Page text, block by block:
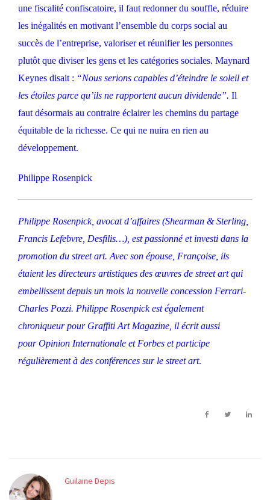
une fiscalité confiscatoire, il faut redonner du souffle, réduire
les inégalités en motivant l’ensemble du corps social au
succès de l’entreprise, valoriser et réunifier les personnes
plutôt que diviser les gens et les catégories sociales. Maynard
Keynes disait : “Nous serions capables d’éteindre le soleil et
les étoiles parce qu’ils ne rapportent aucun dividende”. Il
faut désormais au contraire éclairer les chemins du partage
équitable de la richesse. Ce qui ne nuira en rien au
développement.
Philippe Rosenpick
Philippe Rosenpick, avocat d’affaires (Shearman & Sterling,
Francis Lefebvre, Desfilis…), est passionné et investi dans la
promotion du street art. Avec son épouse, Françoise, ils
étaient les directeurs artistiques des œuvres de street art qui
embellissent depuis un mois la nouvelle concession Ferrari-
Charles Pozzi. Philippe Rosenpick est également
chroniqueur pour Graffiti Art Magazine, il écrit aussi
pour Opinion Internationale et Forbes et participe
régulièrement à des conférences sur le street art.
Guilaine Depis